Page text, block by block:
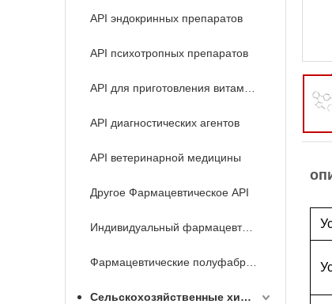
API эндокринных препаратов
API психотропных препаратов
API диагностических агентов
API ветеринарной медицины
Другое Фармацевтическое API
Индивидуальный фармацевтический API
Сельскохозяйственные химикаты